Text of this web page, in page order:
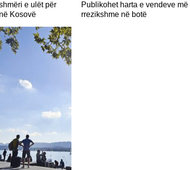
e ulët për
Kosovë
Publikohet harta e vendeve më
rrezikshme në botë